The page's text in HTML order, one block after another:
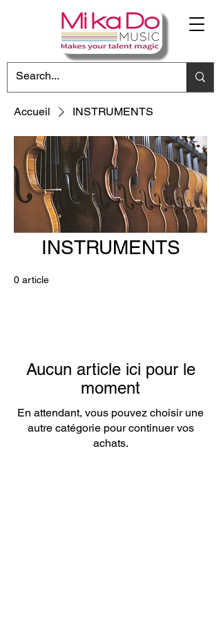
Accueil INSTRUMENTS
INSTRUMENTS
0 article
Aucun article ici pour le
moment
En attendant, vous pouvez choisir une
autre catégorie pour continuer vos
achats.